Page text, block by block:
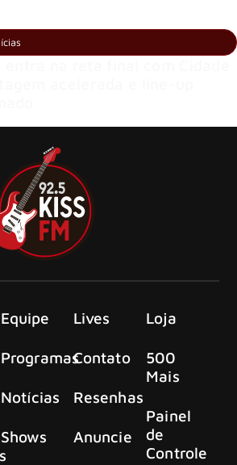
Equipe
Programas
Notícias
Shows
Lives
Contato
Resenhas
Anuncie
Loja
500
Mais
Painel
de
Controle